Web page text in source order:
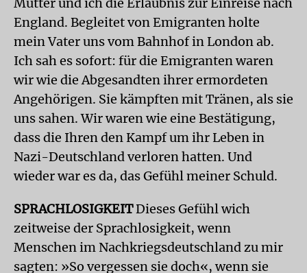
Mutter und ich die Erlaubnis zur Einreise nach
England. Begleitet von Emigranten holte
mein Vater uns vom Bahnhof in London ab.
Ich sah es sofort: für die Emigranten waren
wir wie die Abgesandten ihrer ermordeten
Angehörigen. Sie kämpften mit Tränen, als sie
uns sahen. Wir waren wie eine Bestätigung,
dass die Ihren den Kampf um ihr Leben in
Nazi-Deutschland verloren hatten. Und
wieder war es da, das Gefühl meiner Schuld.
SPRACHLOSIGKEITDieses Gefühl wich
zeitweise der Sprachlosigkeit, wenn
Menschen im Nachkriegsdeutschland zu mir
sagten: »So vergessen sie doch«, wenn sie